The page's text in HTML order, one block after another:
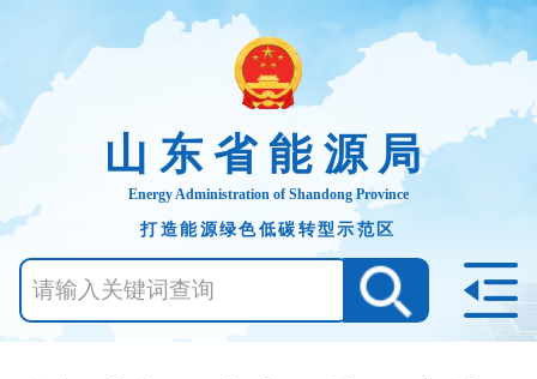
山东省能源局
Energy Administration of Shandong Province
打造能源绿色低碳转型示范区